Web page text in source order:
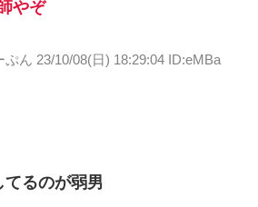
やぞ
ぷん 23/10/08(日) 18:29:04 ID:eMBa
るのが弱男